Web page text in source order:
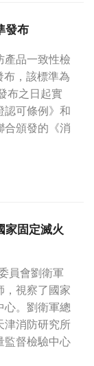
發布
產品一致性檢
布，該標準為
布之日起實
認可條例》和
合頒發的《消
家固定滅火
員會劉衛軍
，視察了國家
心。劉衛軍總
津消防研究所
監督檢驗中心